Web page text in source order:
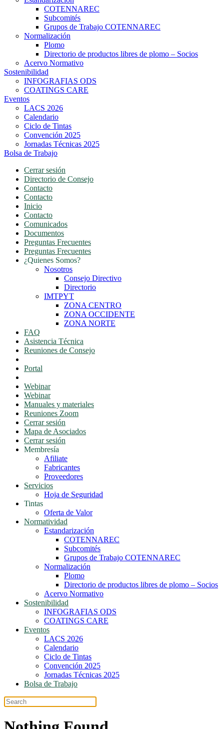
COTENNAREC
Subcomités
Grupos de Trabajo COTENNAREC
Normalización
Plomo
Directorio de productos libres de plomo – Socios
Acervo Normativo
Sostenibilidad
INFOGRAFIAS ODS
COATINGS CARE
Eventos
LACS 2026
Calendario
Ciclo de Tintas
Convención 2025
Jornadas Técnicas 2025
Bolsa de Trabajo
Cerrar sesión
Directorio de Consejo
Contacto
Contacto
Inicio
Contacto
Comunicados
Documentos
Preguntas Frecuentes
Preguntas Frecuentes
¿Quienes Somos?
Nosotros
Consejo Directivo
Directorio
IMTPYT
ZONA CENTRO
ZONA OCCIDENTE
ZONA NORTE
FAQ
Asistencia Técnica
Reuniones de Consejo
Portal
Webinar
Webinar
Manuales y materiales
Reuniones Zoom
Cerrar sesión
Mapa de Asociados
Cerrar sesión
Membresía
Afiliate
Fabricantes
Proveedores
Servicios
Hoja de Seguridad
Tintas
Oferta de Valor
Normatividad
Estandarización
COTENNAREC
Subcomités
Grupos de Trabajo COTENNAREC
Normalización
Plomo
Directorio de productos libres de plomo – Socios
Acervo Normativo
Sostenibilidad
INFOGRAFIAS ODS
COATINGS CARE
Eventos
LACS 2026
Calendario
Ciclo de Tintas
Convención 2025
Jornadas Técnicas 2025
Bolsa de Trabajo